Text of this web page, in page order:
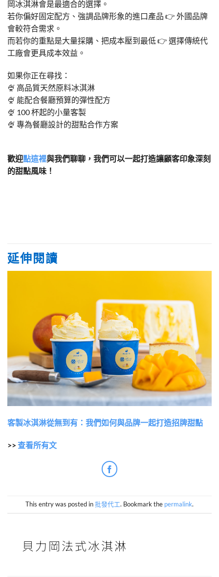
岡冰淇淋會是最適合的選擇。
若你偏好固定配方、強調品牌形象的進口產品 👉 外國品牌
會較符合需求。
而若你的重點是大量採購、把成本壓到最低 👉 選擇傳統代
工廠會更具成本效益。
如果你正在尋找：
🍨 高品質天然原料冰淇淋
🍨 能配合餐廳預算的彈性配方
🍨 100 杯起的小量客製
🍨 專為餐廳設計的甜點合作方案
歡迎點這裡與我們聊聊，我們可以一起打造讓顧客印象深刻
的甜點風味！
延伸閱讀
客製冰淇淋從無到有：我們如何與品牌一起打造招牌甜點
>>查看所有文
This entry was posted in批發代工. Bookmark the permalink.
貝力岡法式冰淇淋